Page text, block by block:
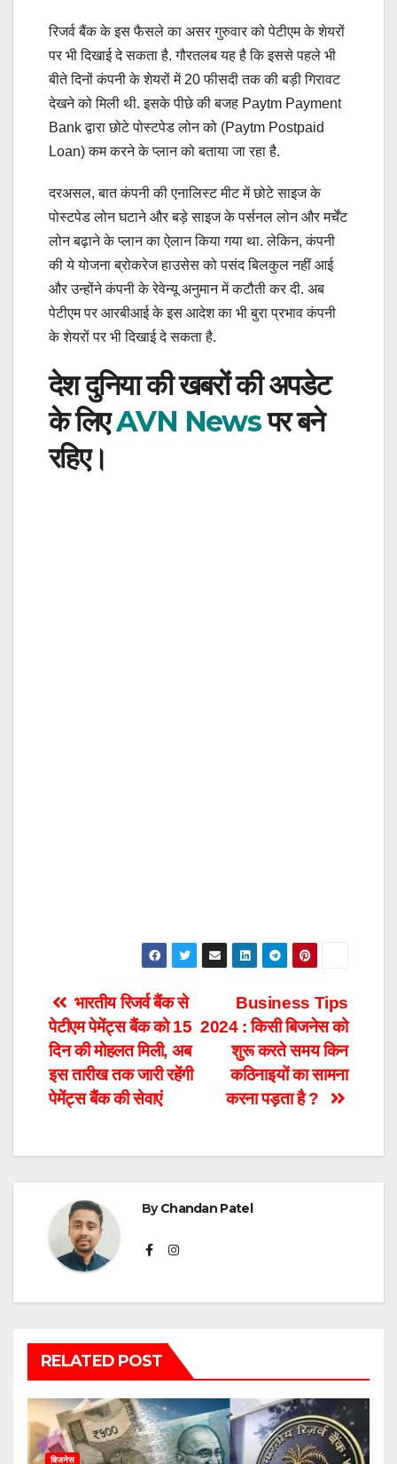
रिजर्व बैंक के इस फैसले का असर गुरुवार को पेटीएम के शेयरों
पर भी दिखाई दे सकता है. गौरतलब यह है कि इससे पहले भी
बीते दिनों कंपनी के शेयरों में 20 फीसदी तक की बड़ी गिरावट
देखने को मिली थी. इसके पीछे की बजह Paytm Payment
Bank द्वारा छोटे पोस्टपेड लोन को (Paytm Postpaid
Loan) कम करने के प्लान को बताया जा रहा है.
दरअसल, बात कंपनी की एनालिस्ट मीट में छोटे साइज के
पोस्टपेड लोन घटाने और बड़े साइज के पर्सनल लोन और मर्चेंट
लोन बढ़ाने के प्लान का ऐलान किया गया था. लेकिन, कंपनी
की ये योजना ब्रोकरेज हाउसेस को पसंद बिलकुल नहीं आई
और उन्होंने कंपनी के रेवेन्यू अनुमान में कटौती कर दी. अब
पेटीएम पर आरबीआई के इस आदेश का भी बुरा प्रभाव कंपनी
के शेयरों पर भी दिखाई दे सकता है.
देश दुनिया की खबरों की अपडेट
के लिएAVN Newsपर बने
रहिए।
Post
navigation
Business Tips
2024 : किसी बिजनेस को
शुरू करते समय किन
कठिनाइयों का सामना
करना पड़ता है ?
भारतीय रिजर्व बैंक से
पेटीएम पेमेंट्स बैंक को 15
दिन की मोहलत मिली, अब
इस तारीख तक जारी रहेंगी
पेमेंट्स बैंक की सेवाएं
ByChandan Patel
RELATED POST
बिजनेस